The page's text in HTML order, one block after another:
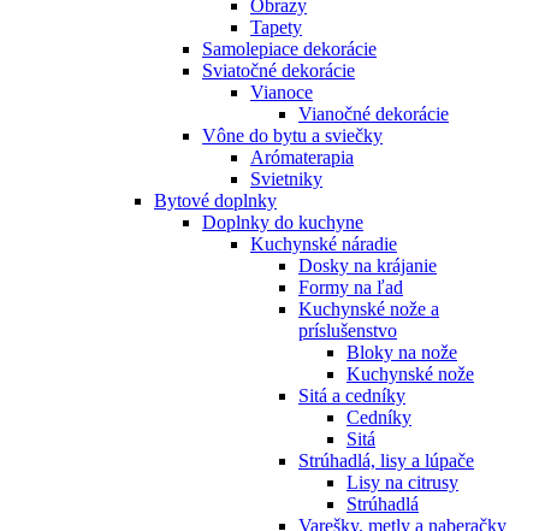
Obrazy
Tapety
Samolepiace dekorácie
Sviatočné dekorácie
Vianoce
Vianočné dekorácie
Vône do bytu a sviečky
Arómaterapia
Svietniky
Bytové doplnky
Doplnky do kuchyne
Kuchynské náradie
Dosky na krájanie
Formy na ľad
Kuchynské nože a
príslušenstvo
Bloky na nože
Kuchynské nože
Sitá a cedníky
Cedníky
Sitá
Strúhadlá, lisy a lúpače
Lisy na citrusy
Strúhadlá
Varešky, metly a naberačky